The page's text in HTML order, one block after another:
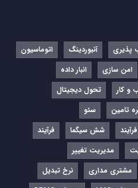
پذیری آنبوردینگ
اتوماسیون
امن سازی
انبار داده
و کار
تحول دیجیتال
تامین
سئو
شش سیگما
فرآیند
مدیریت تغییر
مشتری مداری
نرخ تبدیل